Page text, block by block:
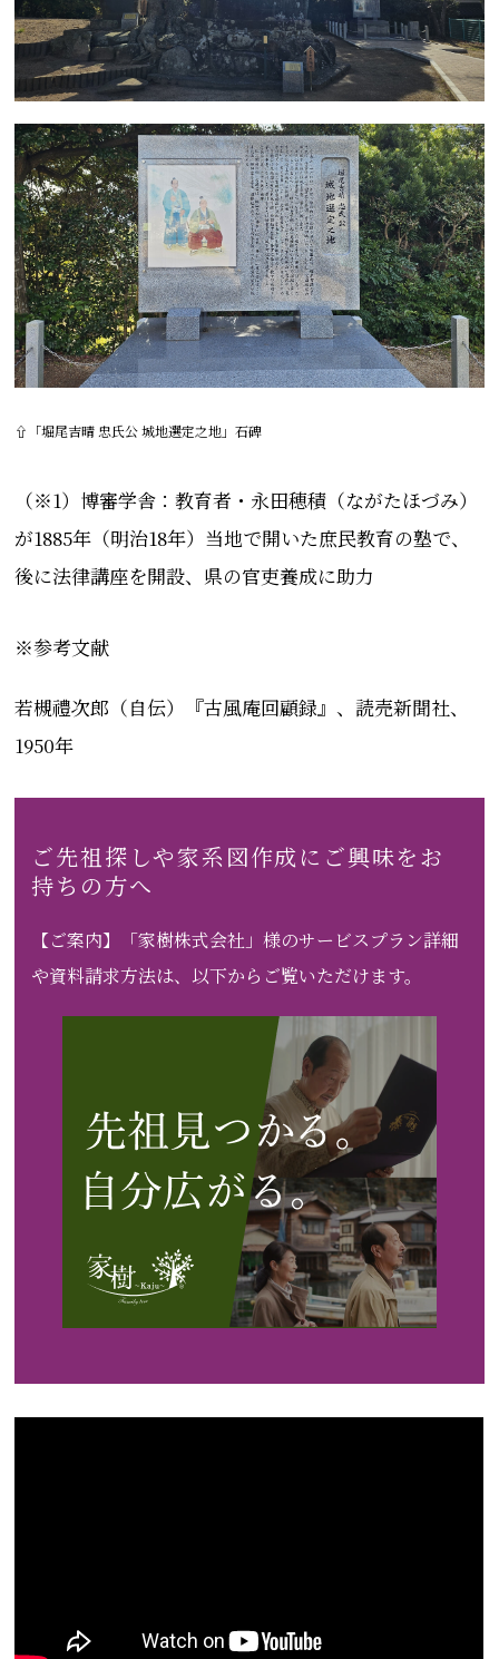
⇧「堀尾吉晴 忠氏公 城地選定之地」石碑
（※1）博審学舎：教育者・永田穂積（ながたほづみ）
が1885年（明治18年）当地で開いた庶民教育の塾で、
後に法律講座を開設、県の官吏養成に助力
※参考文献
若槻禮次郎（自伝）『古風庵回顧録』、読売新聞社、
1950年
ご先祖探しや家系図作成にご興味をお
持ちの方へ
【ご案内】「家樹株式会社」様のサービスプラン詳細
や資料請求方法は、以下からご覧いただけます。